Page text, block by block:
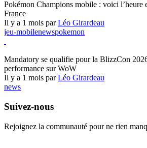
Pokémon Champions mobile : voici l’heure
France
Il y a 1 mois parLéo Girardeau
jeu-mobilenewspokemon
Mandatory se qualifie pour la BlizzCon
performance sur WoW
Il y a 1 mois parLéo Girardeau
news
Suivez-nous
Rejoignez la communauté pour ne rien